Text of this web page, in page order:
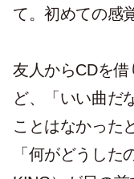
て。初めての感
友人からCDを
ど、「いい曲だ
ことはなかった
「何がどうした